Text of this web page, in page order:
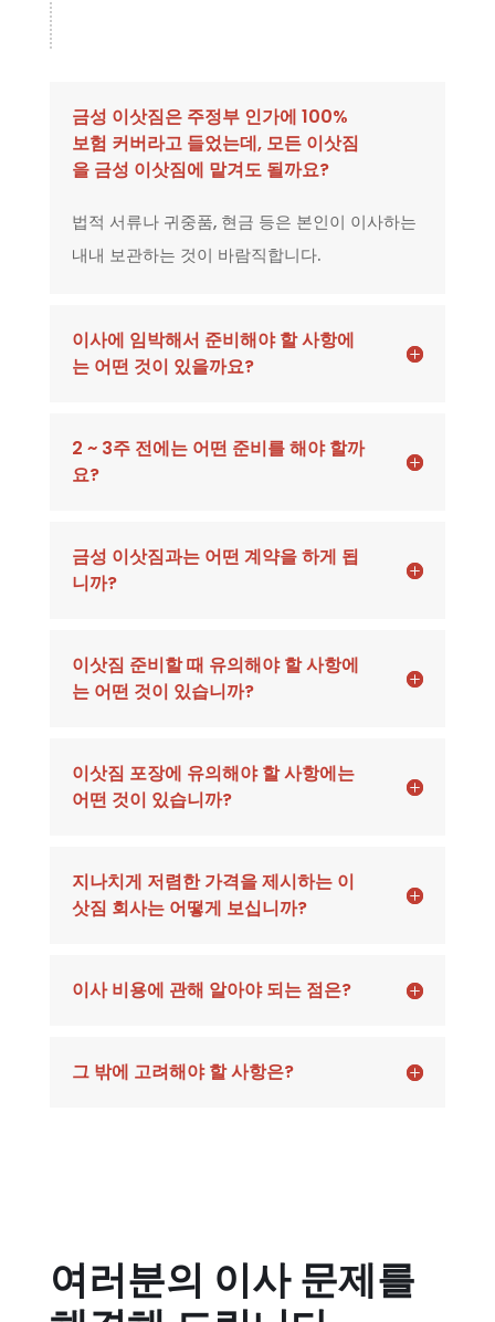
금성 이삿짐은 주정부 인가에 100%
보험 커버라고 들었는데, 모든 이삿짐
을 금성 이삿짐에 맡겨도 될까요?
법적 서류나 귀중품, 현금 등은 본인이 이사하는
내내 보관하는 것이 바람직합니다.
이사에 임박해서 준비해야 할 사항에
는 어떤 것이 있을까요?
2 ~ 3주 전에는 어떤 준비를 해야 할까
요?
금성 이삿짐과는 어떤 계약을 하게 됩
니까?
이삿짐 준비할 때 유의해야 할 사항에
는 어떤 것이 있습니까?
이삿짐 포장에 유의해야 할 사항에는
어떤 것이 있습니까?
지나치게 저렴한 가격을 제시하는 이
삿짐 회사는 어떻게 보십니까?
이사 비용에 관해 알아야 되는 점은?
그 밖에 고려해야 할 사항은?
여러분의 이사 문제를